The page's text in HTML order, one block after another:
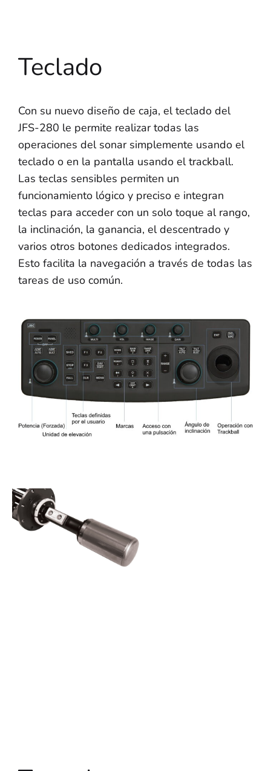
Teclado
Con su nuevo diseño de caja, el teclado del
JFS-280 le permite realizar todas las
operaciones del sonar simplemente usando el
teclado o en la pantalla usando el trackball.
Las teclas sensibles permiten un
funcionamiento lógico y preciso e integran
teclas para acceder con un solo toque al rango,
la inclinación, la ganancia, el descentrado y
varios otros botones dedicados integrados.
Esto facilita la navegación a través de todas las
tareas de uso común.